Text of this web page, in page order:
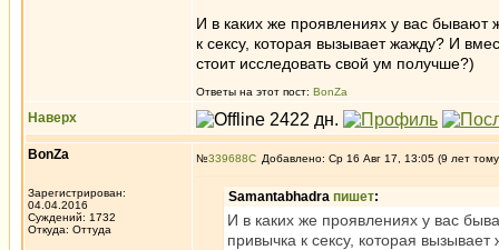
И в каких же проявлениях у вас
к сексу, которая вызывает жажду? И
стоит исследовать свой ум получше?)
Ответы на этот пост: BonZa
Наверх
BonZa
Зарегистрирован:
04.04.2016
Суждений: 1732
Откуда: Oттyдa
№339688 Добавлено: Ср 16 Авг 17, 13:05 (9 лет
Samantabhadra пишет:
И в каких же проявлениях у вас
привычка к сексу, которая